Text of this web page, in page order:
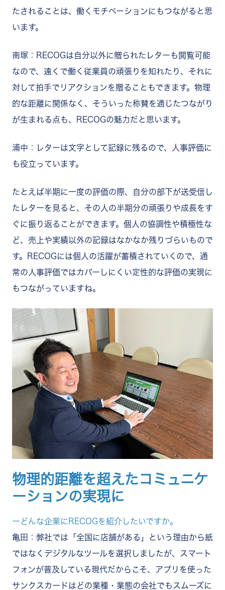
たされることは、働くモチベーションにもつながると思
います。
南塚：RECOGは自分以外に贈られたレターも閲覧可能
なので、遠くで働く従業員の頑張りを知れたり、それに
対して拍手でリアクションを贈ることもできます。物理
的な距離に関係なく、そういった称賛を通じたつながり
が生まれる点も、RECOGの魅力だと思います。
浦中：レターは文字として記録に残るので、人事評価に
も役立っています。
たとえば半期に一度の評価の際、自分の部下が送受信し
たレターを見ると、その人の半期分の頑張りや成長をす
ぐに振り返ることができます。個人の協調性や積極性な
ど、売上や実績以外の記録はなかなか残りづらいもので
す。RECOGには個人の活躍が蓄積されていくので、通
常の人事評価ではカバーしにくい定性的な評価の実現に
もつながっていますね。
物理的距離を超えたコミュニケ
ーションの実現に
ーどんな企業にRECOGを紹介したいですか。
亀田：弊社では「全国に店舗がある」という理由から紙
ではなくデジタルなツールを選択しましたが、スマート
フォンが普及している現代だからこそ、アプリを使った
サンクスカードはどの業種・業態の会社でもスムーズに